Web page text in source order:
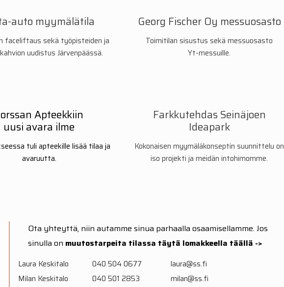
auto myymälätila
faceliftaus sekä työpisteiden ja
uudistus Järvenpäässä.
Georg Fischer Oy messuosasto
Toimitilan sisustus sekä messuosasto
Yt-messuille.
Apteekkiin
uusi avara ilme
tuli apteekille lisää tilaa ja
avaruutta.
Farkkutehdas Seinäjoen
Ideapark
Kokonaisen myymäläkonseptin suunnittelu on
iso projekti ja meidän intohimomme.
Ota yhteyttä, niin autamme sinua parhaalla osaamisellamme. Jos
sinulla on muutostarpeita tilassa täytä lomakkeella täällä ->
Laura Keskitalo 040 504 0677
laura@ss.fi
Milan Keskitalo
040 501 2853 milan@ss.fi